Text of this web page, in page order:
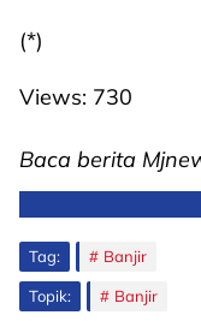
(*)
Views: 730
Baca berita
Tag: Banjir
Topik: Banjir